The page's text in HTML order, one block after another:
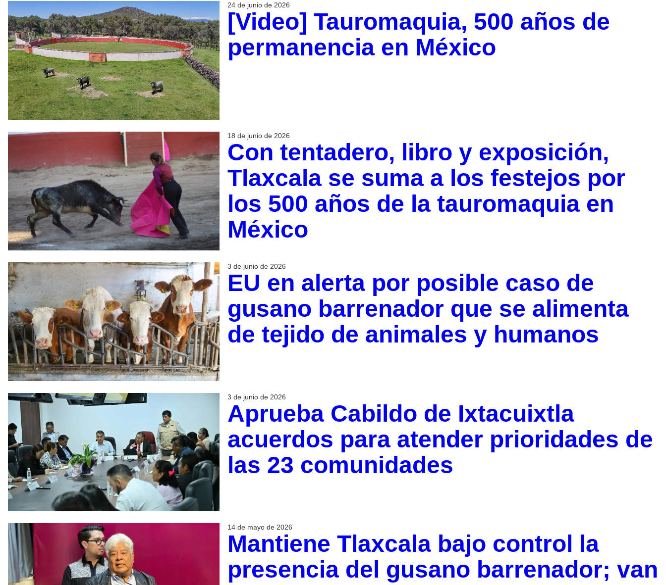
24 de junio de 2026
[Video] Tauromaquia, 500 años de
permanencia en México
18 de junio de 2026
Con tentadero, libro y exposición,
Tlaxcala se suma a los festejos por
los 500 años de la tauromaquia en
México
3 de junio de 2026
EU en alerta por posible caso de
gusano barrenador que se alimenta
de tejido de animales y humanos
3 de junio de 2026
Aprueba Cabildo de Ixtacuixtla
acuerdos para atender prioridades de
las 23 comunidades
14 de mayo de 2026
Mantiene Tlaxcala bajo control la
presencia del gusano barrenador; van